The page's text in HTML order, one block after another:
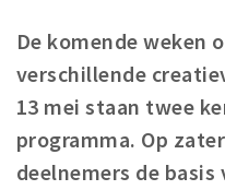
Winkels
Winkelgebieden
Parkeren
De komende weken
verschillende
13 mei staan twee
programma. Op
deelnemers de